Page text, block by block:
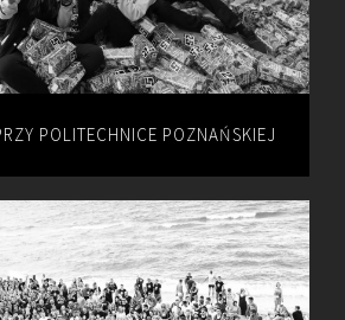
POLITECHNICE POZNAŃSKIEJ